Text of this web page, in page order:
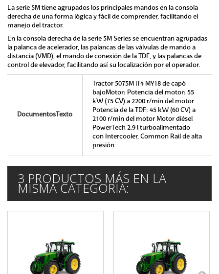
La serie 5M tiene agrupados los principales mandos en la consola
derecha de una forma lógica y fácil de comprender, facilitando el
manejo del tractor.
En la consola derecha de la serie 5M Series se encuentran agrupadas
la palanca de acelerador, las palancas de las válvulas de mando a
distancia (VMD), el mando de conexión de la TDF, y las palancas de
control de elevador, facilitando así su localización por el operador.
DocumentosTexto
Tractor 5075M iT4 MY18 de capó
bajoMotor: Potencia del motor: 55
kW (75 CV) a 2200 r/min del motor
Potencia de la TDF: 45 kW (60 CV) a
2100 r/min del motor Motor diésel
PowerTech 2.9 l turboalimentado
con Intercooler, Common Rail de alta
presión
3 PRODUCTOS MÁS EN LA
MISMA CATEGORÍA: